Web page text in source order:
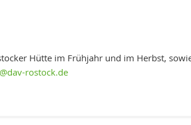
Hütte im Frühjahr und im Herbst,
rostock.de